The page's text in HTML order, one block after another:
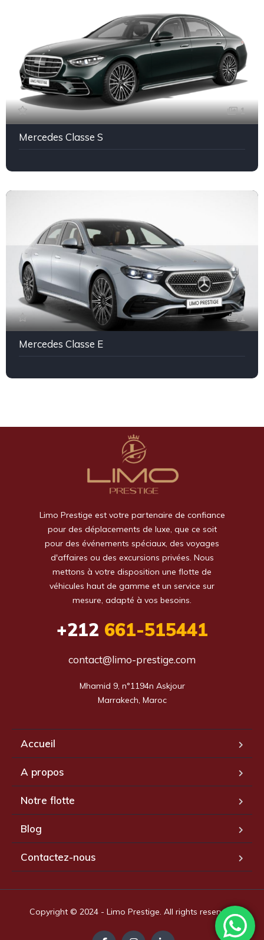
1
Mercedes Classe S
1
Mercedes Classe E
Limo Prestige est votre partenaire de confiance
pour des déplacements de luxe, que ce soit
pour des événements spéciaux, des voyages
d'affaires ou des excursions privées. Nous
mettons à votre disposition une flotte de
véhicules haut de gamme et un service sur
mesure, adapté à vos besoins.
+212 661-515441
contact@limo-prestige.com
Mhamid 9, n°1194n Askjour
Marrakech, Maroc
Accueil
A propos
Notre flotte
Blog
Contactez-nous
Copyright © 2024 - Limo Prestige. All rights reserved.